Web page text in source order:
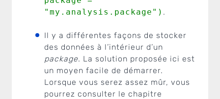
"my.analysis.package") .
Il y a différentes façons de stocker
des données à l’intérieur d’un
package. La solution proposée ici est
un moyen facile de démarrer.
Lorsque vous serez assez mûr, vous
pourrez consulter le chapitre